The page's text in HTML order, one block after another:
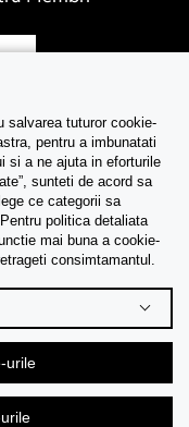
salvarea tuturor cookie-
pentru a imbunatati
si a ne ajuta in eforturile
sunteti de acord sa
ce categorii sa
politica detaliata
mai buna a cookie-
consimtamantul.
urile